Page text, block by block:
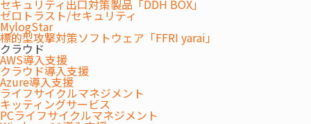
セキュリティ出口対策製品「DDH BOX」
ゼロトラスト/セキュリティ
MylogStar
標的型攻撃対策ソフトウェア「FFRI yarai」
クラウド
AWS導入支援
クラウド導入支援
Azure導入支援
ライフサイクルマネジメント
キッティングサービス
PCライフサイクルマネジメント
働き方改革の推進に向けて、社員のワークライフバランスの
向上と効率性・生産性の高い業務遂行を実現したい
リクルーティング効果やブランディングを意識したい